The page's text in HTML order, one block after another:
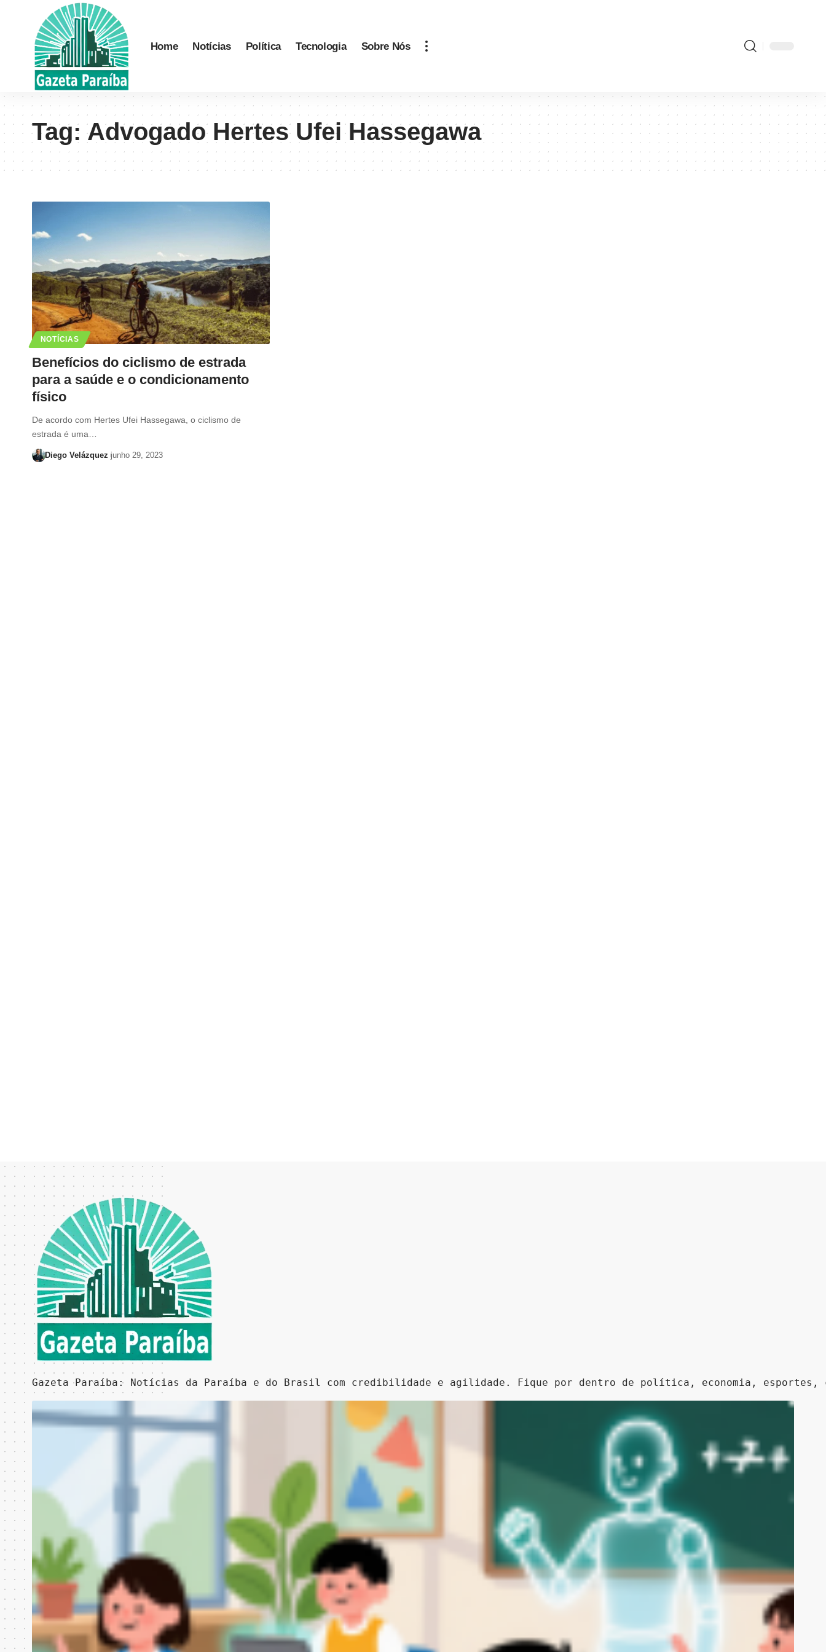
Home Notícias Política Tecnologia Sobre Nós
Tag:Advogado Hertes Ufei Hassegawa
NOTÍCIAS
Benefícios do ciclismo de estrada
para a saúde e o condicionamento
físico
De acordo com Hertes Ufei Hassegawa, o ciclismo de
estrada é uma…
Diego Velázquez junho 29, 2023
Gazeta Paraíba: Notícias da Paraíba e do Brasil com credibilidade e agilidade. Fique por dentro de política, economia,